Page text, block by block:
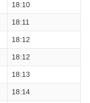
18:10
18:11
18:12
18:12
18:13
18:14